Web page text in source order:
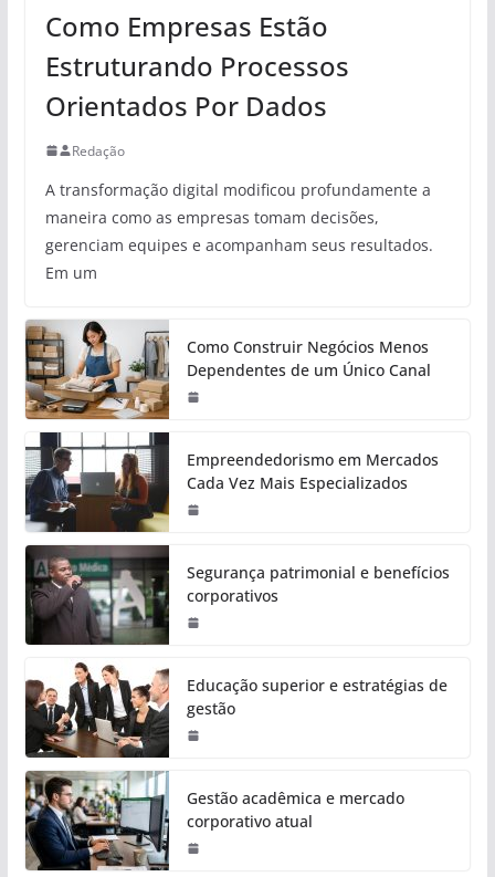
Como Empresas Estão
Estruturando Processos
Orientados Por Dados
Redação
A transformação digital modificou profundamente a
maneira como as empresas tomam decisões,
gerenciam equipes e acompanham seus resultados.
Em um
Como Construir Negócios Menos
Dependentes de um Único Canal
Empreendedorismo em Mercados
Cada Vez Mais Especializados
Segurança patrimonial e benefícios
corporativos
Educação superior e estratégias de
gestão
Gestão acadêmica e mercado
corporativo atual